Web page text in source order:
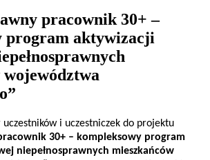
pracownik 30+ –
program aktywizacji
i uczestniczek do projektu
30+ – kompleksowy program
niepełnosprawnych mieszkańców